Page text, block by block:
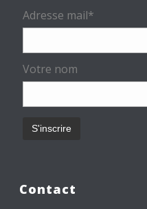
Adresse mail*
Votre nom
Contact